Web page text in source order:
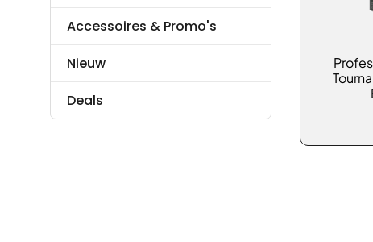
Accessoires & Promo's
Nieuw
Deals